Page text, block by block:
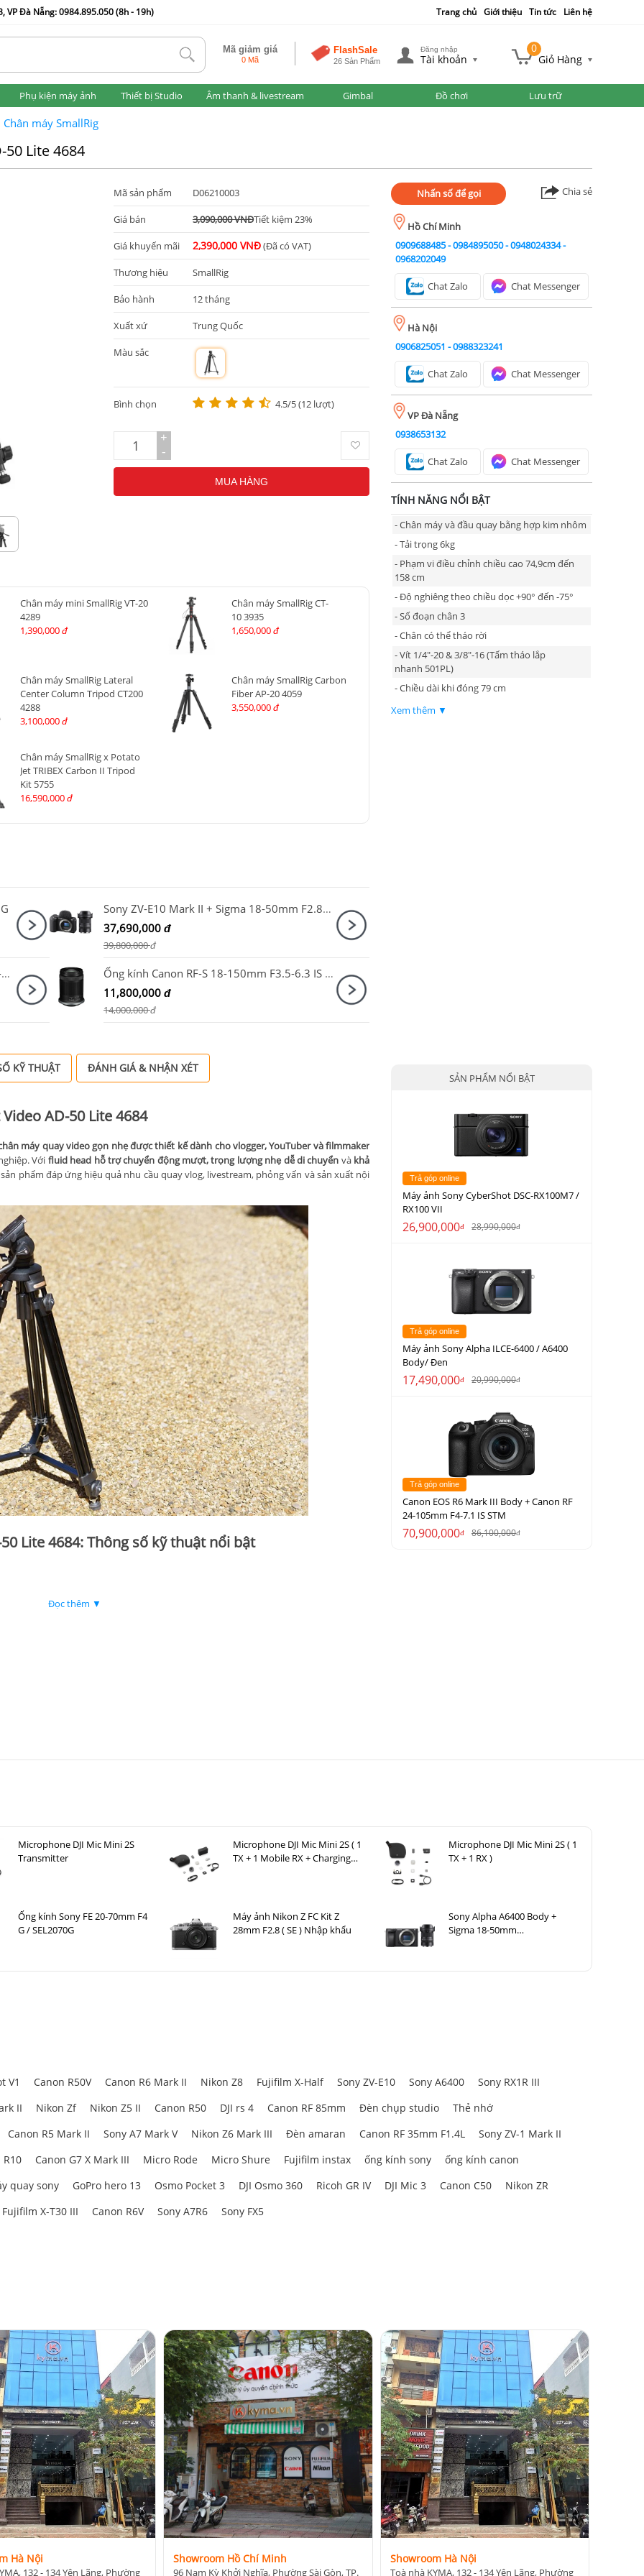
VP Đà Nẵng: 0984.895.050 (8h - 19h) Trang chủ Giới thiệu Tin tức Liên hệ
tlk Mã giảm giá
0 Mã
FlashSale
26 Sản Phẩm
Đăng nhập
Tài khoản
0
Giỏ Hàng
Phụ kiện máy ảnh Thiết bị Studio Âm thanh & livestream Gimbal Đồ chơi Lưu trữ
Chân máy SmallRig
50 Lite 4684
Mã sản phẩm D06210003
Giá bán 3,090,000 VNĐTiết kiệm 23%
Giá khuyến mãi 2,390,000 VNĐ(Đã có VAT)
Thương hiệu SmallRig
Bảo hành 12 tháng
Xuất xứ Trung Quốc
Màu sắc
m
Bình chọn 4.5/5 (12 lượt)
+
-
MUA HÀNG
Chân máy mini SmallRig VT-20
4289
1,390,000 đ
Chân máy SmallRig CT-
10 3935
1,650,000 đ
Chân máy SmallRig Lateral
Center Column Tripod CT200
4288
3,100,000 đ
Chân máy SmallRig Carbon
Fiber AP-20 4059
3,550,000 đ
Chân máy SmallRig x Potato
Jet TRIBEX Carbon II Tripod
Kit 5755
16,590,000 đ
Sony ZV-E10 Mark II + Sigma 18-50mm F2.8 DC DN for Sony
37,690,000 đ
39,800,000đ
Canon EOS R6 Mark III Body + Canon RF 24-70mm F2.8 L IS USM
Ống kính Canon RF-S 18-150mm F3.5-6.3 IS STM
11,800,000 đ
14,000,000đ
Nhấn số để gọi Chia sẻ
Hồ Chí Minh
0909688485-0984895050-0948024334-
0968202049
Chat Zalo Chat Messenger
Hà Nội
0906825051 -0988323241
Chat Zalo Chat Messenger
VP Đà Nẵng
0938653132
Chat Zalo Chat Messenger
TÍNH NĂNG NỔI BẬT
- Chân máy và đầu quay bằng hợp kim nhôm
- Tải trọng 6kg
- Phạm vi điều chỉnh chiều cao 74,9cm đến
158 cm
- Độ nghiêng theo chiều dọc +90° đến -75°
- Số đoạn chân 3
- Chân có thể tháo rời
- Vít 1/4"-20 & 3/8"-16 (Tấm tháo lắp
nhanh 501PL)
- Chiều dài khi đóng 79 cm
Xem thêm ▼
KỸ THUẬT ĐÁNH GIÁ & NHẬN XÉT
AD-50 Lite 4684
máy quay video gọn nhẹ được thiết kế dành cho vlogger, YouTuber và filmmaker
Với fluid head hỗ trợ chuyển động mượt, trọng lượng nhẹ dễ di chuyển và khả
phẩm đáp ứng hiệu quả nhu cầu quay vlog, livestream, phỏng vấn và sản xuất nội
Lite 4684: Thông số kỹ thuật nổi bật
quay video
setup quay di động, giúp người dùng dễ dàng mang theo khi tác nghiệp ngoài trời.
chân máy luôn ổn định trên nhiều địa hình khác nhau.
khả năng điều chỉnh chiều cao rất linh hoạt, phù hợp với nhiều góc quay khác nhau:
hiện:
cách quay khác nhau, từ content TikTok, YouTube đến quay phim bán chuyên.
Đọc thêm ▼
SẢN PHẨM NỔI BẬT
Trả góp online
Máy ảnh Sony CyberShot DSC-RX100M7 /
RX100 VII
26,900,000đ 28,990,000đ
Trả góp online
Máy ảnh Sony Alpha ILCE-6400 / A6400
Body/ Đen
17,490,000đ 20,990,000đ
Trả góp online
Canon EOS R6 Mark III Body + Canon RF
24-105mm F4-7.1 IS STM
70,900,000đ 86,100,000đ
Microphone DJI Mic Mini 2S
Transmitter
Microphone DJI Mic Mini 2S ( 1
TX + 1 Mobile RX + Charging
Microphone DJI Mic Mini 2S ( 1
TX + 1 RX )
Ống kính Sony FE 20-70mm F4
G / SEL2070G
Máy ảnh Nikon Z FC Kit Z
28mm F2.8 ( SE ) Nhập khẩu
Sony Alpha A6400 Body +
Sigma 18-50mm
V1 Canon R50V Canon R6 Mark II Nikon Z8 Fujifilm X-Half Sony ZV-E10 Sony A6400
Sony RX1R III
II Nikon Zf Nikon Z5 II Canon R50 DJI rs 4 Canon RF 85mm Đèn chụp studio
Thẻ nhớ
Canon R5 Mark II Sony A7 Mark V Nikon Z6 Mark III Đèn amaran Canon RF 35mm F1.4L
Sony ZV-1 Mark II
R10 Canon G7 X Mark III Micro Rode Micro Shure Fujifilm instax ống kính sony
ống kính canon
quay sony GoPro hero 13 Osmo Pocket 3 DJI Osmo 360 Ricoh GR IV DJI Mic 3 Canon C50
Nikon ZR
Fujifilm X-T30 III Canon R6V Sony A7R6 Sony FX5
Hà Nội
132 - 134 Yên Lãng, Phường
Showroom Hồ Chí Minh
96 Nam Kỳ Khởi Nghĩa, Phường Sài Gòn, TP.
Showroom Hà Nội
Toà nhà KYMA, 132 - 134 Yên Lãng, Phường